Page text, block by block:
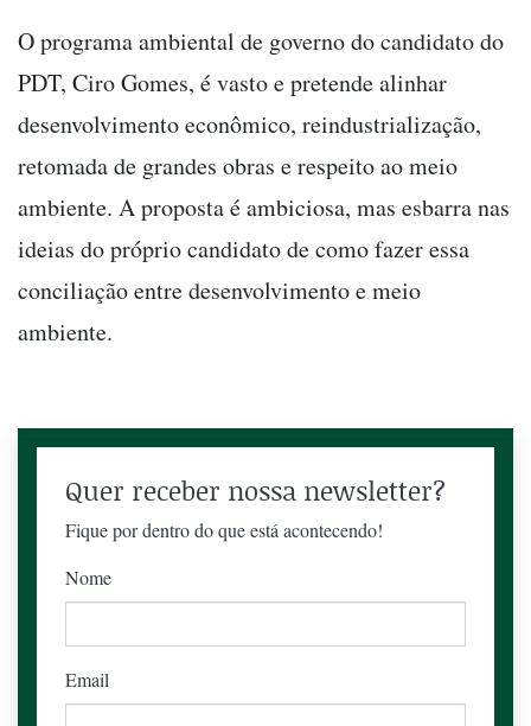
O programa ambiental de governo do candidato do
PDT, Ciro Gomes, é vasto e pretende alinhar
desenvolvimento econômico, reindustrialização,
retomada de grandes obras e respeito ao meio
ambiente. A proposta é ambiciosa, mas esbarra nas
ideias do próprio candidato de como fazer essa
conciliação entre desenvolvimento e meio
ambiente.
Quer receber nossa newsletter?
Fique por dentro do que está acontecendo!
Nome
Email